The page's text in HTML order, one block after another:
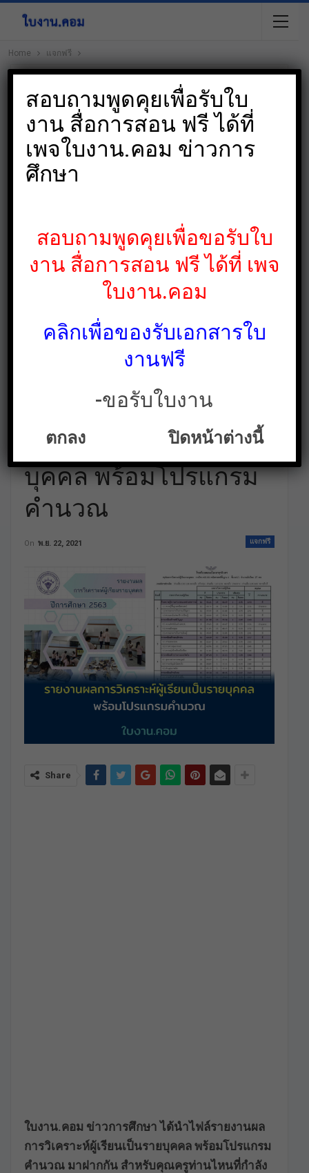
Home แจกฟรี
รายงานผลการ
วิเคราะห์ผู้เรียนเป็นราย
บุคคล พร้อมโปรแกรม
คำนวณ
แจกฟรี
On พ.ย. 22, 2021
Share
ใบงาน.คอม ข่าวการศึกษา ได้นำไฟล์รายงานผล
การวิเคราะห์ผู้เรียนเป็นรายบุคคล พร้อมโปรแกรม
คำนวณ มาฝากกัน สำหรับคุณครูท่านไหนที่กำลัง
สอบถามพูดคุยเพื่อรับใบ
งาน สื่อการสอน ฟรี ได้ที่
เพจใบงาน.คอม ข่าวการ
ศึกษา
สอบถามพูดคุยเพื่อขอรับใบ
งาน สื่อการสอน ฟรี ได้ที่ เพจ
ใบงาน.คอม
คลิกเพื่อของรับเอกสารใบ
งานฟรี
-ขอรับใบงาน
ตกลง ปิดหน้าต่างนี้
ปิด